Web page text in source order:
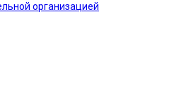
организацией